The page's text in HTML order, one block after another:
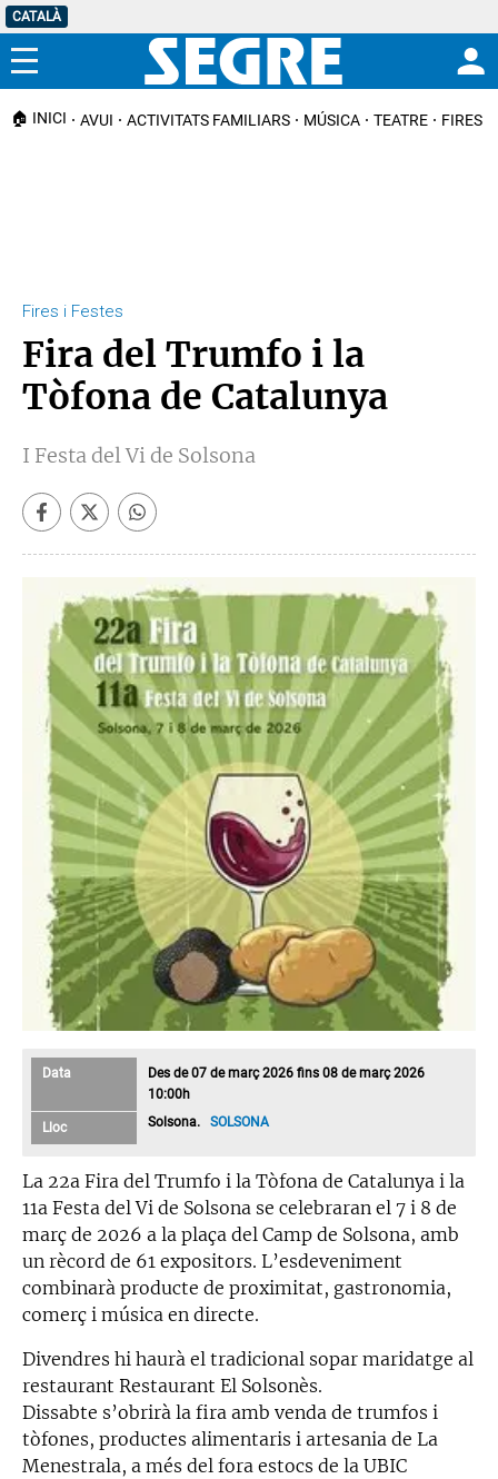
CATALÀ
Menú
🏠 INICI AVUI ACTIVITATS FAMILIARS MÚSICA TEATRE FIRES I
Fires i Festes
Fira del Trumfo i la
Tòfona de Catalunya
I Festa del Vi de Solsona
Data
Des de 07 de març 2026 fins 08 de març 2026
10:00h
Lloc Solsona.SOLSONA
La 22a Fira del Trumfo i la Tòfona de Catalunya i la
11a Festa del Vi de Solsona se celebraran el 7 i 8 de
març de 2026 a la plaça del Camp de Solsona, amb
un rècord de 61 expositors. L’esdeveniment
combinarà producte de proximitat, gastronomia,
comerç i música en directe.
Divendres hi haurà el tradicional sopar maridatge al
restaurant Restaurant El Solsonès.
Dissabte s’obrirà la fira amb venda de trumfos i
tòfones, productes alimentaris i artesania de La
Menestrala, a més del fora estocs de la UBIC